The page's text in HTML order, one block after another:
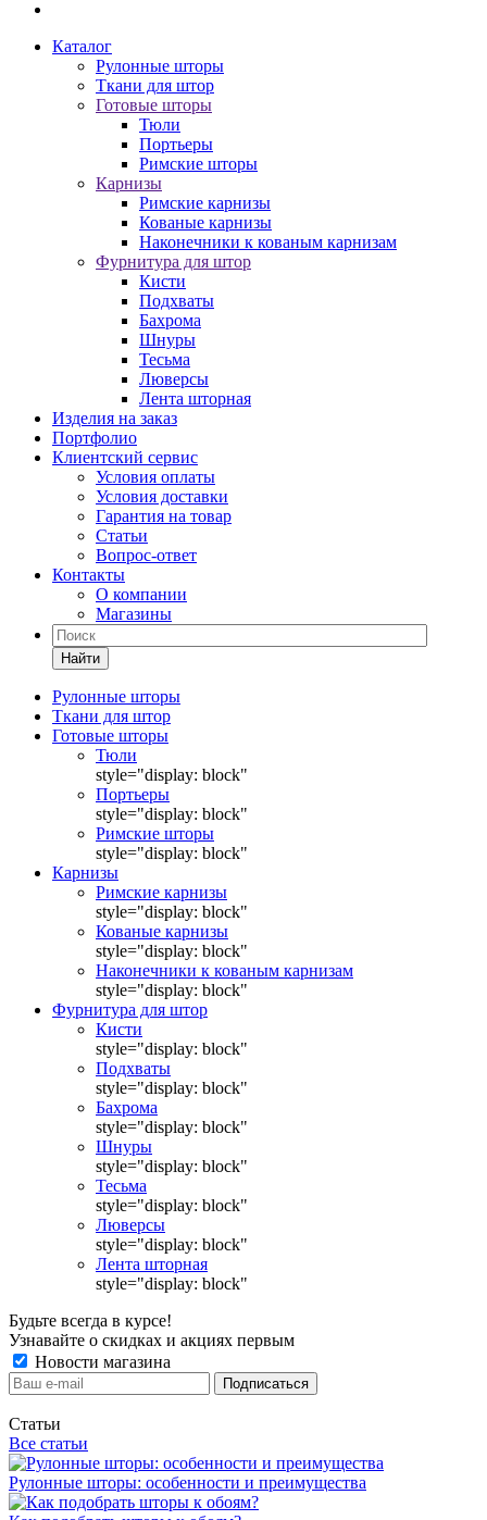
Каталог
Рулонные шторы
Ткани для штор
Готовые шторы
Тюли
Портьеры
Римские шторы
Карнизы
Римские карнизы
Кованые карнизы
Наконечники к кованым карнизам
Фурнитура для штор
Кисти
Подхваты
Бахрома
Шнуры
Тесьма
Люверсы
Лента шторная
Изделия на заказ
Портфолио
Клиентский сервис
Условия оплаты
Условия доставки
Гарантия на товар
Статьи
Вопрос-ответ
Контакты
О компании
Магазины
Найти
Рулонные шторы
Ткани для штор
Готовые шторы
Тюли
style="display: block"
Портьеры
style="display: block"
Римские шторы
style="display: block"
Карнизы
Римские карнизы
style="display: block"
Кованые карнизы
style="display: block"
Наконечники к кованым карнизам
style="display: block"
Фурнитура для штор
Кисти
style="display: block"
Подхваты
style="display: block"
Бахрома
style="display: block"
Шнуры
style="display: block"
Тесьма
style="display: block"
Люверсы
style="display: block"
Лента шторная
style="display: block"
Будьте всегда в курсе!
Узнавайте о скидках и акциях первым
Новости магазина
Статьи
Все статьи
Рулонные шторы: особенности и преимущества